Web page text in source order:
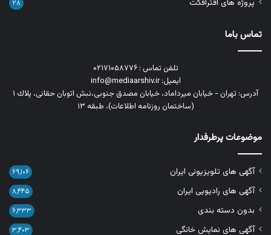
پروژه های افترافکت ۲۸
تماس باما
تلفن تماس : ۰۲۱۷۱۰۵۸۷۷۶
ایمیل: info@mediaarshiv.ir
آدرس: تهران - خیابان میرداماد، خیابان مصدق جنوبی،نبش اتوبان حقانی، پلاك ١
(ساختمان روزنامه اطلاعات)، طبقه ۱۳
موضوعات پرطرفدار
آگهی های تلویزیونی ایران ۶۹,۱۰۶
آگهی های رادیویی ایران ۸,۴۴۵
بدون دسته بندی ۶,۳۳۳
آگهی های نمایش خانگی ۳,۴۰۳